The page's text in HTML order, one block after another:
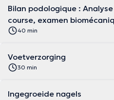
Bilan podologique :
course, examen
40 min
Voetverzorging
30 min
Ingegroeide nagels